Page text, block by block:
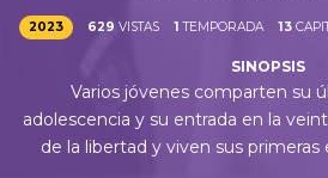
2023 629 VISTAS 1 TEMPORADA 13
Varios jóvenes comparten su
adolescencia y su entrada en la
de la libertad y viven sus primeras